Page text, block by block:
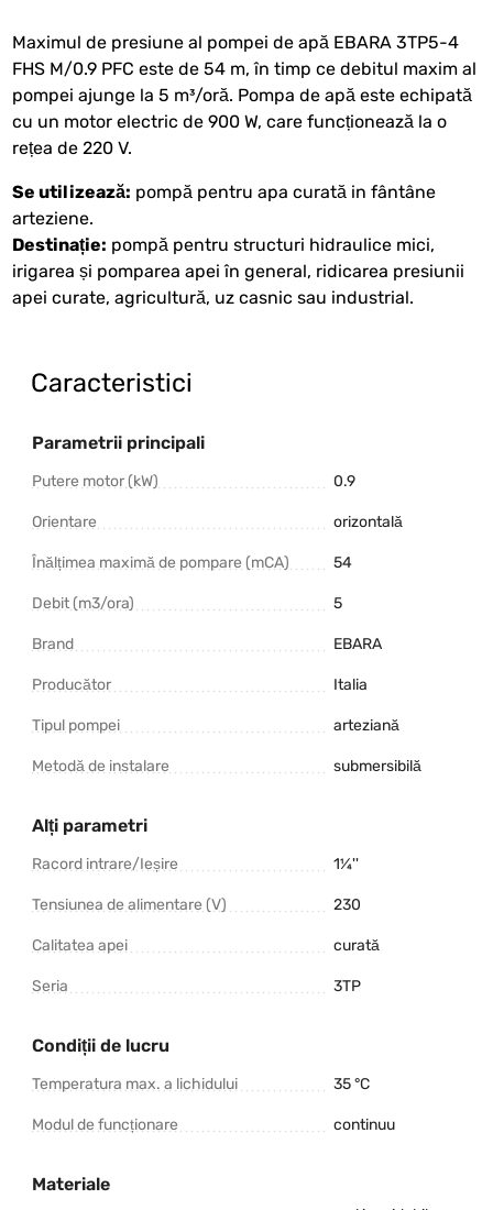
Maximul de presiune al pompei de apă EBARA 3TP5-4
FHS M/0.9 PFC este de 54 m, în timp ce debitul maxim al
pompei ajunge la 5 m³/oră. Pompa de apă este echipată
cu un motor electric de 900 W, care funcționează la o
rețea de 220 V.
Se utilizează: pompă pentru apa curată in fântâne
arteziene.
Destinație: pompă pentru structuri hidraulice mici,
irigarea și pomparea apei în general, ridicarea presiunii
apei curate, agricultură, uz casnic sau industrial.
Caracteristici
Parametrii principali
Putere motor (kW) 0.9
Orientare orizontală
Înălțimea maximă de pompare (mCA) 54
Debit (m3/ora) 5
Brand EBARA
Producător Italia
Tipul pompei arteziană
Metodă de instalare submersibilă
Alți parametri
Racord intrare/Ieșire 1¼''
Tensiunea de alimentare (V) 230
Calitatea apei curată
Seria 3TP
Condiții de lucru
Temperatura max. a lichidului 35 °C
Modul de funcționare continuu
Materiale